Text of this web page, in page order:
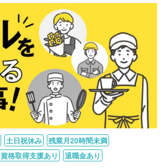
土日祝休み
残業月20時間未満
資格取得支援あり 退職金あり